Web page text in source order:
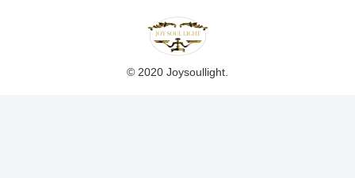
© 2020 Joysoullight.